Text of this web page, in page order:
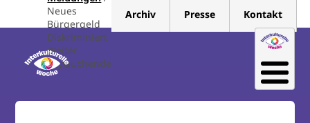
Neues
Bürgergeld
Diskriminiert
Weiter
Asylsuchende
Archiv Presse Kontakt